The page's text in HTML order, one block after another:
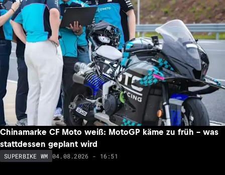
Chinamarke CF Moto weiß: MotoGP käme zu früh – was
stattdessen geplant wird
SUPERBIKE WM 04.08.2026 - 16:51